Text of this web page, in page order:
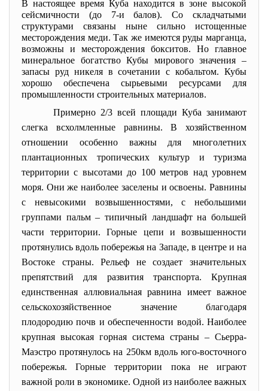
В настоящее время Куба находится в зоне высокой
сейсмичности (до 7-и балов). Со складчатыми
структурами связаны ныне сильно истощенные
месторождения меди. Так же имеются руды марганца,
возможны и месторождения бокситов. Но главное
минеральное богатство Кубы мирового значения –
запасы руд никеля в сочетании с кобальтом. Кубы
хорошо обеспечена сырьевыми ресурсами для
промышленности строительных материалов.
Примерно 2/3 всей площади Куба занимают
слегка всхолмленные равнины. В хозяйственном
отношении особенно важны для многолетних
плантационных тропических культур и туризма
территории с высотами до 100 метров над уровнем
моря. Они же наиболее заселены и освоены. Равнины
с невысокими возвышенностями, с небольшими
группами пальм – типичный ландшафт на большей
части территории. Горные цепи и возвышенности
протянулись вдоль побережья на Западе, в центре и на
Востоке страны. Рельеф не создает значительных
препятствий для развития транспорта. Крупная
единственная аллювиальная равнина имеет важное
сельскохозяйственное значение благодаря
плодородию почв и обеспеченности водой. Наиболее
крупная высокая горная система страны – Сьерра-
Маэстро протянулось на 250км вдоль юго-восточного
побережья. Горные территории пока не играют
важной роли в экономике. Одной из наиболее важных